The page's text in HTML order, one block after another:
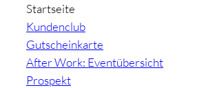
Startseite
Kundenclub
Gutscheinkarte
After Work: Eventübersicht
Prospekt